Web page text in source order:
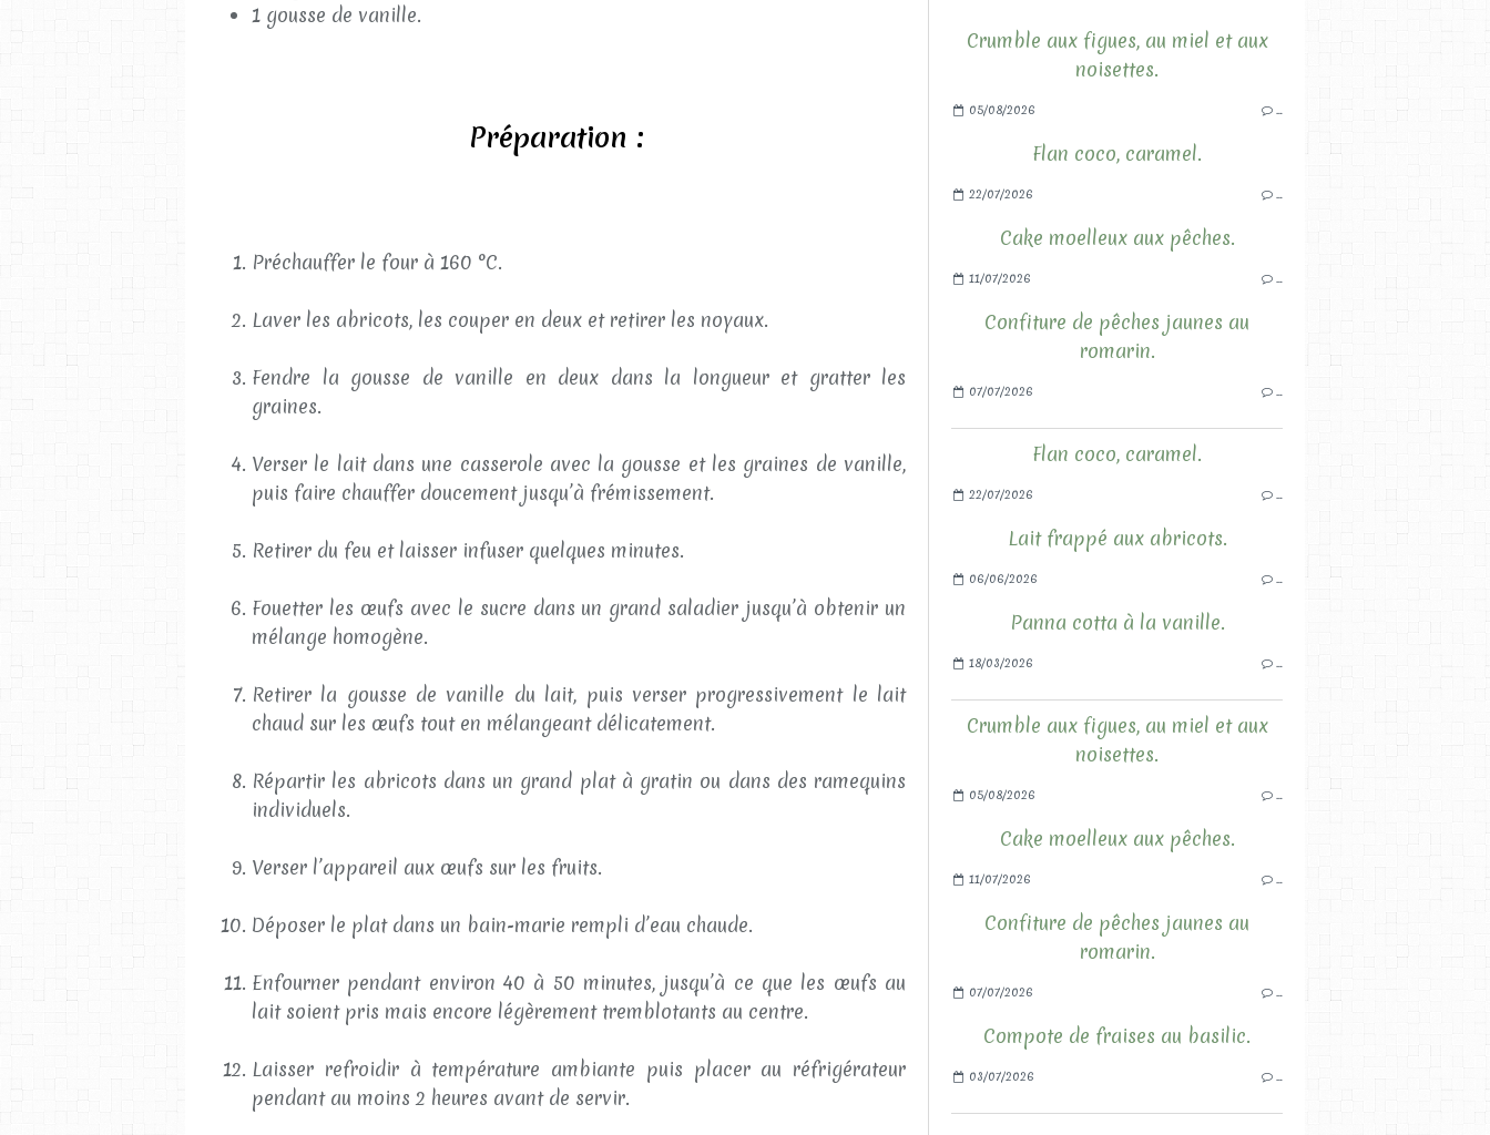
1 gousse de vanille.
Préparation :
Préchauffer le four à 160 °C.
Laver les abricots, les couper en deux et retirer les noyaux.
Fendre la gousse de vanille en deux dans la longueur et gratter les
graines.
Verser le lait dans une casserole avec la gousse et les graines de vanille,
puis faire chauffer doucement jusqu’à frémissement.
Retirer du feu et laisser infuser quelques minutes.
Fouetter les œufs avec le sucre dans un grand saladier jusqu’à obtenir un
mélange homogène.
Retirer la gousse de vanille du lait, puis verser progressivement le lait
chaud sur les œufs tout en mélangeant délicatement.
Répartir les abricots dans un grand plat à gratin ou dans des ramequins
individuels.
Verser l’appareil aux œufs sur les fruits.
Déposer le plat dans un bain-marie rempli d’eau chaude.
Enfourner pendant environ 40 à 50 minutes, jusqu’à ce que les œufs au
lait soient pris mais encore légèrement tremblotants au centre.
Laisser refroidir à température ambiante puis placer au réfrigérateur
pendant au moins 2 heures avant de servir.
Crumble aux figues, au miel et aux
noisettes.
05/08/2026 …
Flan coco, caramel.
22/07/2026 …
Cake moelleux aux pêches.
11/07/2026 …
Confiture de pêches jaunes au
romarin.
07/07/2026 …
Flan coco, caramel.
22/07/2026 …
Lait frappé aux abricots.
06/06/2026 …
Panna cotta à la vanille.
18/03/2026 …
Crumble aux figues, au miel et aux
noisettes.
05/08/2026 …
Cake moelleux aux pêches.
11/07/2026 …
Confiture de pêches jaunes au
romarin.
07/07/2026 …
Compote de fraises au basilic.
03/07/2026 …